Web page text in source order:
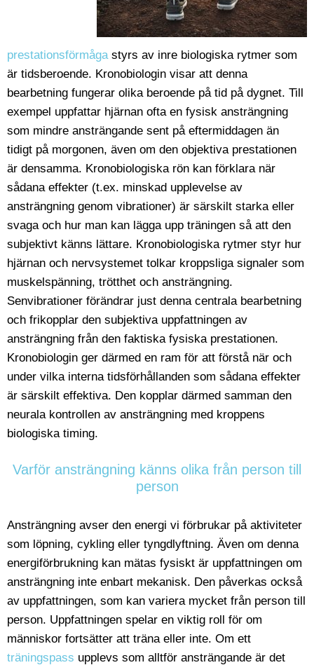
prestationsförmågastyrs av inre biologiska rytmer som
är tidsberoende. Kronobiologin visar att denna
bearbetning fungerar olika beroende på tid på dygnet. Till
exempel uppfattar hjärnan ofta en fysisk ansträngning
som mindre ansträngande sent på eftermiddagen än
tidigt på morgonen, även om den objektiva prestationen
är densamma. Kronobiologiska rön kan förklara när
sådana effekter (t.ex. minskad upplevelse av
ansträngning genom vibrationer) är särskilt starka eller
svaga och hur man kan lägga upp träningen så att den
subjektivt känns lättare. Kronobiologiska rytmer styr hur
hjärnan och nervsystemet tolkar kroppsliga signaler som
muskelspänning, trötthet och ansträngning.
Senvibrationer förändrar just denna centrala bearbetning
och frikopplar den subjektiva uppfattningen av
ansträngning från den faktiska fysiska prestationen.
Kronobiologin ger därmed en ram för att förstå när och
under vilka interna tidsförhållanden som sådana effekter
är särskilt effektiva. Den kopplar därmed samman den
neurala kontrollen av ansträngning med kroppens
biologiska timing.
Varför ansträngning känns olika från person till
person
Ansträngning avser den energi vi förbrukar på aktiviteter
som löpning, cykling eller tyngdlyftning. Även om denna
energiförbrukning kan mätas fysiskt är uppfattningen om
ansträngning inte enbart mekanisk. Den påverkas också
av uppfattningen, som kan variera mycket från person till
person. Uppfattningen spelar en viktig roll för om
människor fortsätter att träna eller inte. Om ett
träningspass upplevs som alltför ansträngande är det